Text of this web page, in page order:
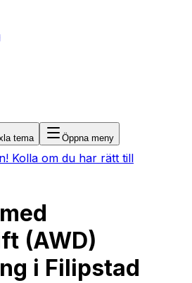
tema Öppna meny
! Kolla om du har rätt till
(AWD)
i Filipstad